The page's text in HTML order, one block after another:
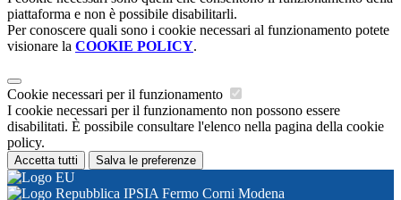
piattaforma e non è possibile disabilitarli.
Per conoscere quali sono i cookie necessari al funzionamento potete
visionare la COOKIE POLICY.
Cookie necessari per il funzionamento
I cookie necessari per il funzionamento non possono essere
disabilitati. È possibile consultare l'elenco nella pagina della cookie
policy.
Accetta tutti Salva le preferenze
IPSIA Fermo Corni Modena